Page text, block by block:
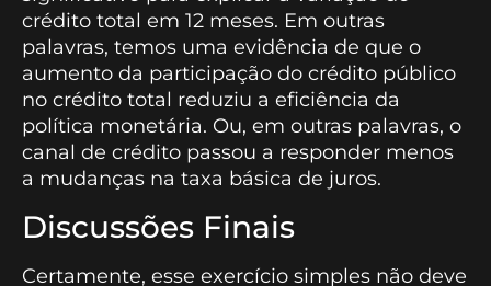
crédito total em 12 meses. Em outras
palavras, temos uma evidência de que o
aumento da participação do crédito público
no crédito total reduziu a eficiência da
política monetária. Ou, em outras palavras, o
canal de crédito passou a responder menos
a mudanças na taxa básica de juros.
Discussões Finais
Certamente, esse exercício simples não deve